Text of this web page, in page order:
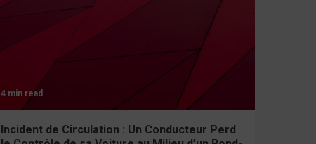
4 min read
Incident de Circulation : Un Conducteur Perd